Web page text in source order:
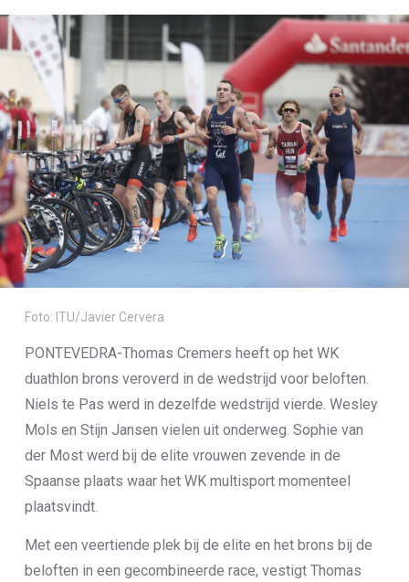
Foto: ITU/Javier Cervera
PONTEVEDRA-Thomas Cremers heeft op het WK
duathlon brons veroverd in de wedstrijd voor beloften.
Niels te Pas werd in dezelfde wedstrijd vierde. Wesley
Mols en Stijn Jansen vielen uit onderweg. Sophie van
der Most werd bij de elite vrouwen zevende in de
Spaanse plaats waar het WK multisport momenteel
plaatsvindt.
Met een veertiende plek bij de elite en het brons bij de
beloften in een gecombineerde race, vestigt Thomas